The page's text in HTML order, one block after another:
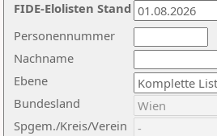
Nachname
Ebene
Personennummer
Bundesland
Spgem./Kreis/Verein
FIDE-Elolisten Stand